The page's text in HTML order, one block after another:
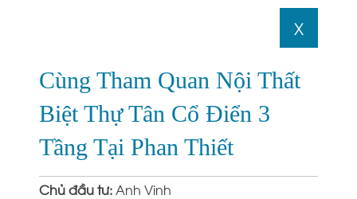
X
Cùng Tham Quan Nội Thất
Biệt Thự Tân Cổ Điển 3
Tầng Tại Phan Thiết
Chủ đầu tư:Anh Vinh